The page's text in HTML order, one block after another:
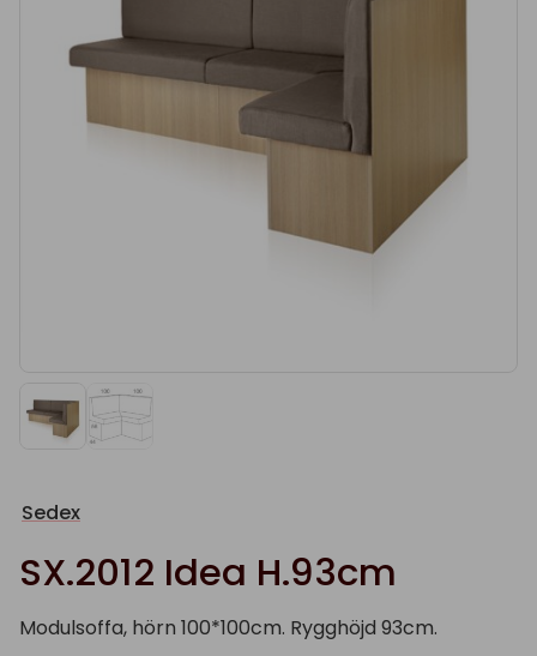
Sedex
SX.2012 Idea H.93cm
Modulsoffa, hörn 100*100cm. Rygghöjd 93cm.